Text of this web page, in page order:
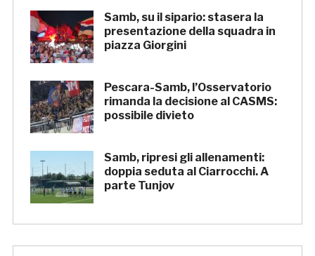
Samb, su il sipario: stasera la
presentazione della squadra in
piazza Giorgini
Pescara-Samb, l’Osservatorio
rimanda la decisione al CASMS:
possibile divieto
Samb, ripresi gli allenamenti:
doppia seduta al Ciarrocchi. A
parte Tunjov